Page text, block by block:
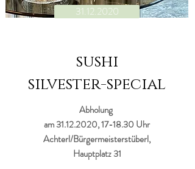
31.12.2020
sushi
silvester-special
Abholung
am31.12.2020, 17-18.30 Uhr
Achterl/Bürgermeisterstüberl,
Hauptplatz 31